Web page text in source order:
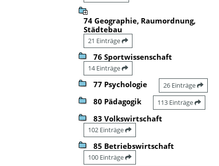
74 Geographie, Raumordnung,
Städtebau
21 Einträge
76 Sportwissenschaft
14 Einträge
77 Psychologie 26 Einträge
80 Pädagogik 113 Einträge
83 Volkswirtschaft
102 Einträge
85 Betriebswirtschaft
100 Einträge